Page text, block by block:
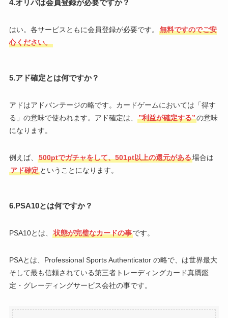
4.オリパは会員登録が必要ですか？
はい。各サービスともに会員登録が必要です。
無料ですのでご安
心ください。
5.アド確定とは何ですか？
アドはアドバンテージの略です。カードゲームにおいては「得す
る」の意味で使われます。アド確定は、
”利益が確定する”の意味
になります。
例えば、 500ptでガチャをして、501pt以上の還元がある場合は
アド確定ということになります。
6.PSA10とは何ですか？
PSA10とは、 状態が完璧なカードの事です。
PSAとは、Professional Sports Authenticator の略で、は世界最大
そして最も信頼されている第三者トレーディングカード真贋鑑
定・グレーディングサービス会社の事です。